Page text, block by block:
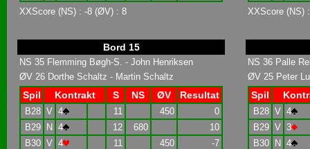
XXScore (NS) : -8 (ØV) : 8
XXScore (NS)
Bord 15
NS 35 Flemming Bøgh-S. - John Henriksen
ØV 26 Dorthe Schaltz - Martin Schaltz
Spil Kontrakt S NS ØV Resultat
B28 V 4 11 450
0
B29
N 4 12 680
10
B30 V 4 11 450
-7
NS 36 Palle
ØV 25 Peter
Spil
B28 V 4
B29 V 3
B30
N 4